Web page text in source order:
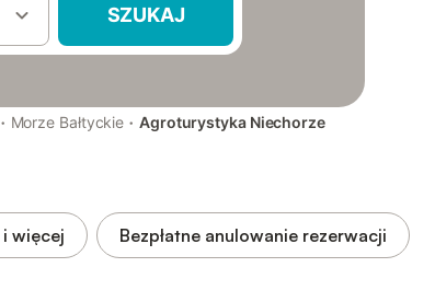
SZUKAJ
· Morze Bałtyckie · Agroturystyka Niechorze
i więcej Bezpłatne anulowanie rezerwacji